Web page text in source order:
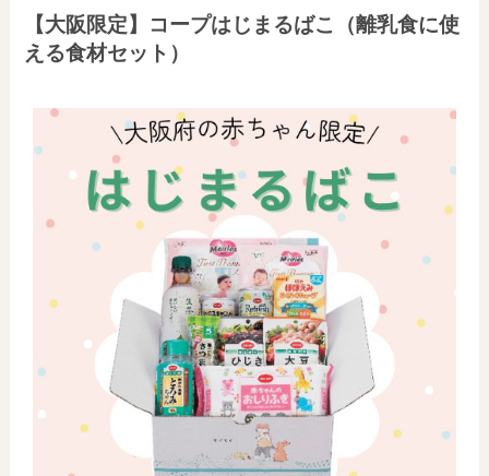
【大阪限定】コープはじまるばこ（離乳食に使
える食材セット）